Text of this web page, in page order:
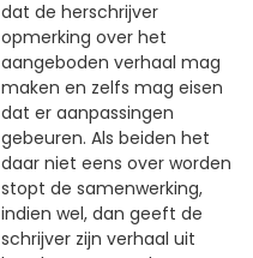
dat de herschrijver
opmerking over het
aangeboden verhaal mag
maken en zelfs mag eisen
dat er aanpassingen
gebeuren. Als beiden het
daar niet eens over worden
stopt de samenwerking,
indien wel, dan geeft de
schrijver zijn verhaal uit